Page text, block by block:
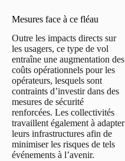
Mesures face à ce fléau
Outre les impacts directs sur
les usagers, ce type de vol
entraîne une augmentation des
coûts opérationnels pour les
opérateurs, lesquels sont
contraints d’investir dans des
mesures de sécurité
renforcées. Les collectivités
travaillent également à adapter
leurs infrastructures afin de
minimiser les risques de tels
événements à l’avenir.